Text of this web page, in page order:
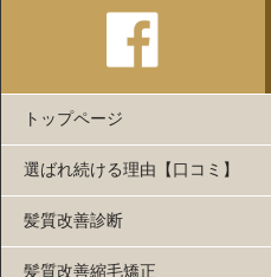
トップページ
選ばれ続ける理由【口コミ】
髪質改善診断
髪質改善縮毛矯正